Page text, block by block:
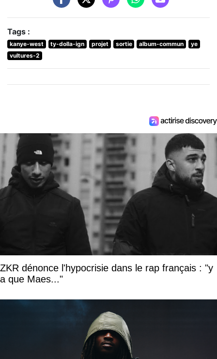
Tags :
kanye-west ty-dolla-ign projet sortie album-commun
ye
vultures-2
ZKR dénonce l'hypocrisie dans le rap français : "y
a que Maes..."